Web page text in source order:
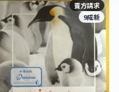
賣方請求
9成新